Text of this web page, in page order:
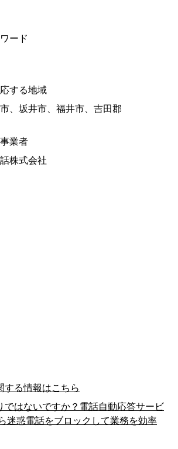
ード
する地域
、坂井市、福井市、吉田郡
業者
株式会社
する情報はこちら
ではないですか？電話自動応答サービ
迷惑電話をブロックして業務を効率